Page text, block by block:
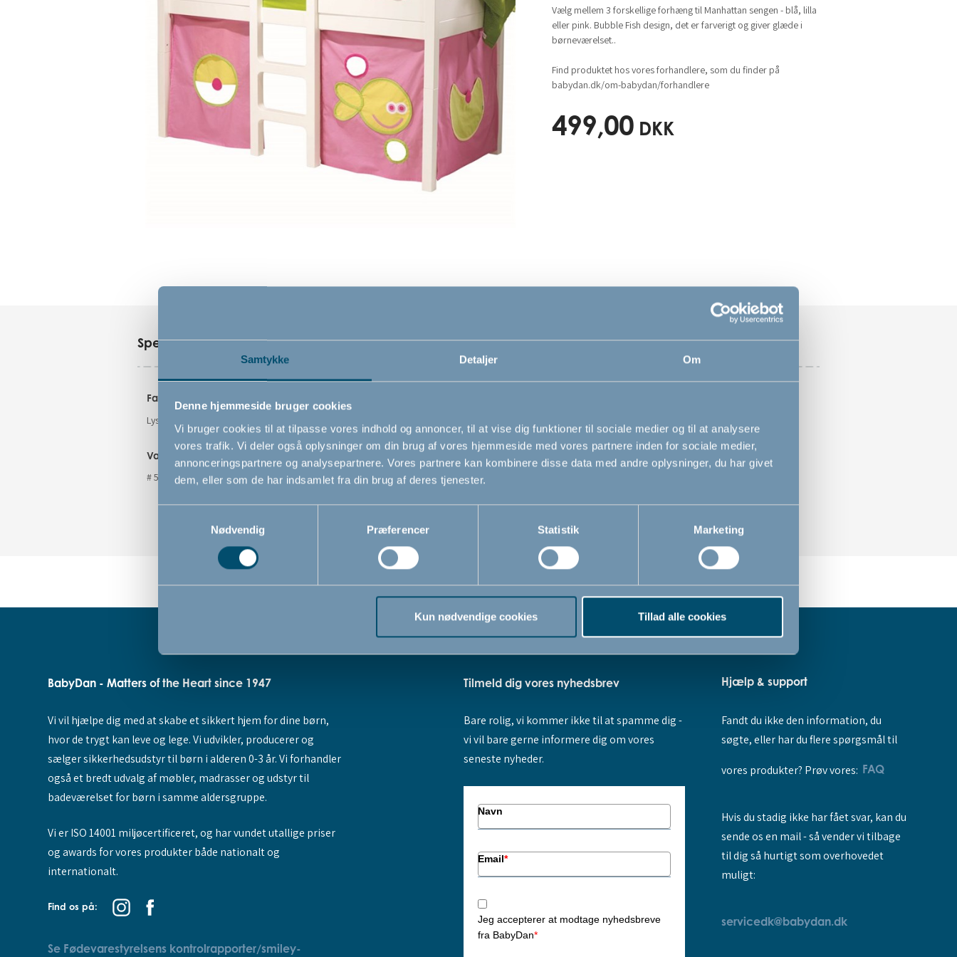
Samtykke Detaljer Om
Denne hjemmeside bruger cookies
Vi bruger cookies til at tilpasse vores indhold og annoncer, til at vise dig funktioner til sociale medier og til at analysere
vores trafik. Vi deler også oplysninger om din brug af vores hjemmeside med vores partnere inden for sociale medier,
annonceringspartnere og analysepartnere. Vores partnere kan kombinere disse data med andre oplysninger, du har givet
dem, eller som de har indsamlet fra din brug af deres tjenester.
Nødvendig
Præferencer Statistik Marketing
Kun nødvendige cookies Tillad alle cookies
Vælg mellem 3 forskellige forhæng til Manhattan sengen - blå, lilla
eller pink. Bubble Fish design, det er farverigt og giver glæde i
børneværelset..
Find produktet hos vores forhandlere, som du finder på
babydan.dk/om-babydan/forhandlere
499,00 DKK
Specifikationer
Farve
Lyserød
Varenummer
# 500677
BabyDan - Matters of the Heart since 1947
Vi vil hjælpe dig med at skabe et sikkert hjem for dine børn,
hvor de trygt kan leve og lege. Vi udvikler, producerer og
sælger sikkerhedsudstyr til børn i alderen 0-3 år. Vi forhandler
også et bredt udvalg af møbler, madrasser og udstyr til
badeværelset for børn i samme aldersgruppe.
Vi er ISO 14001 miljøcertificeret, og har vundet utallige priser
og awards for vores produkter både nationalt og
internationalt.
Find os på:
Se Fødevarestyrelsens kontrolrapporter/smiley-
Tilmeld dig vores nyhedsbrev
Bare rolig, vi kommer ikke til at spamme dig -
vi vil bare gerne informere dig om vores
seneste nyheder.
Navn
Email*
Jeg accepterer at modtage nyhedsbreve
fra BabyDan*
Hjælp & support
Fandt du ikke den information, du
søgte, eller har du flere spørgsmål til
vores produkter? Prøv vores: FAQ
Hvis du stadig ikke har fået svar, kan du
sende os en mail - så vender vi tilbage
til dig så hurtigt som overhovedet
muligt:
servicedk@babydan.dk